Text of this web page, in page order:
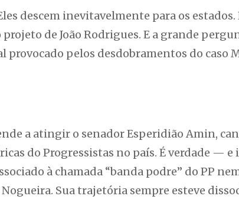
descem inevitavelmente para os estados.
de João Rodrigues. E a grande
provocado pelos desdobramentos do caso
a atingir o senador Esperidião Amin,
do Progressistas no país. É verdade — e
à chamada “banda podre” do PP
Sua trajetória sempre esteve